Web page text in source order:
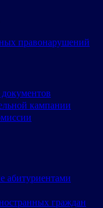
правонарушений
кампании
абитуриентами
граждан